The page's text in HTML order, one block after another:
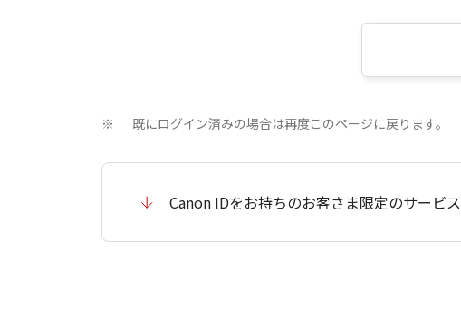
※ 既にログイン済みの場合は再度このページに戻ります。
Canon IDをお持ちのお客さま限定のサービス